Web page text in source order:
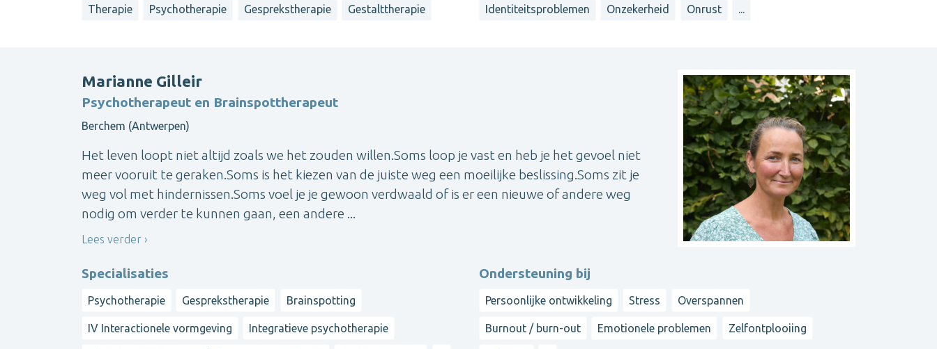
Therapie Psychotherapie Gesprekstherapie Gestalttherapie Identiteitsproblemen Onzekerheid Onrust ...
Marianne Gilleir
Psychotherapeut en Brainspottherapeut
Berchem (Antwerpen)
Het leven loopt niet altijd zoals we het zouden willen.Soms loop je vast en heb je het gevoel niet
meer vooruit te geraken.Soms is het kiezen van de juiste weg een moeilijke beslissing.Soms zit je
weg vol met hindernissen.Soms voel je je gewoon verdwaald of is er een nieuwe of andere weg
nodig om verder te kunnen gaan, een andere ...
Lees verder
Specialisaties
Psychotherapie Gesprekstherapie Brainspotting
IV Interactionele vormgeving Integratieve psychotherapie
Ondersteuning bij
Persoonlijke ontwikkeling Stress Overspannen
Burnout / burn-out Emotionele problemen Zelfontplooiing